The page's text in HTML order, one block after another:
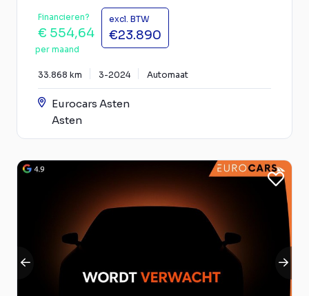
Financieren?
€ 554,64
per maand
excl. BTW
€23.890
33.868 km 3-2024 Automaat
Eurocars Asten
Asten